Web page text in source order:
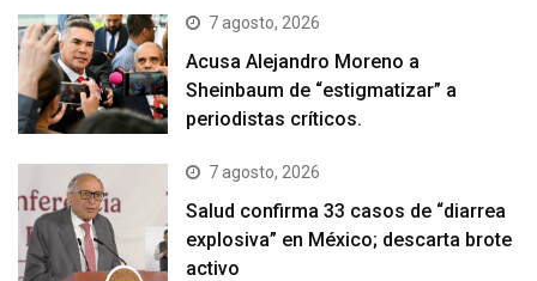
7 agosto, 2026
Acusa Alejandro Moreno a
Sheinbaum de “estigmatizar” a
periodistas críticos.
7 agosto, 2026
Salud confirma 33 casos de “diarrea
explosiva” en México; descarta brote
activo